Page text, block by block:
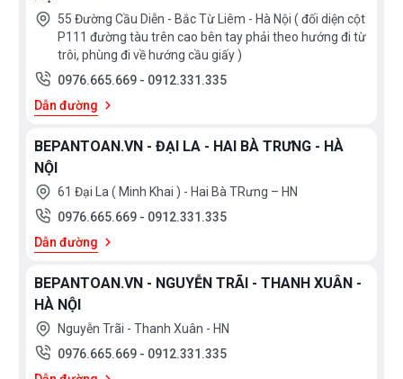
55 Đường Cầu Diễn - Bắc Từ Liêm - Hà Nội ( đối diện cột
P111 đường tàu trên cao bên tay phải theo hướng đi từ
trôi, phùng đi về hướng cầu giấy )
0976.665.669 - 0912.331.335
Dẫn đường
BEPANTOAN.VN - ĐẠI LA - HAI BÀ TRƯNG - HÀ
NỘI
61 Đại La ( Minh Khai ) - Hai Bà TRưng – HN
0976.665.669 - 0912.331.335
Dẫn đường
BEPANTOAN.VN - NGUYỄN TRÃI - THANH XUÂN -
HÀ NỘI
Nguyễn Trãi - Thanh Xuân - HN
0976.665.669 - 0912.331.335